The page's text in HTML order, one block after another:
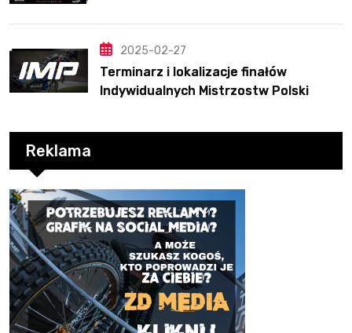
2025-02-27
Terminarz i lokalizacje finałów
Indywidualnych Mistrzostw Polski
Reklama